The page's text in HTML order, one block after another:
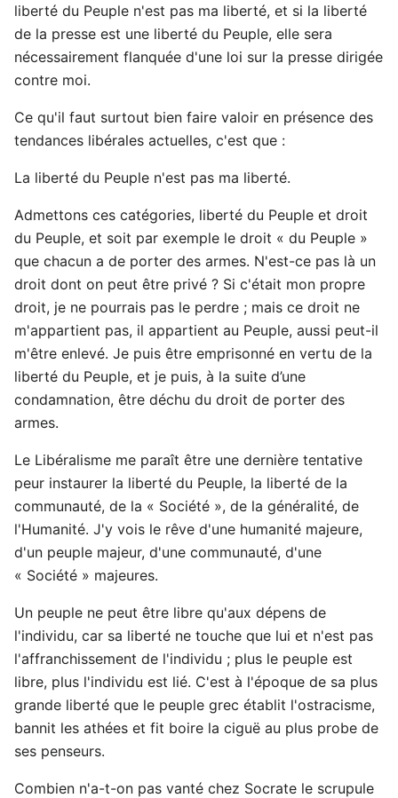
liberté du Peuple n'est pas ma liberté, et si la liberté
de la presse est une liberté du Peuple, elle sera
nécessairement flanquée d'une loi sur la presse dirigée
contre moi.
Ce qu'il faut surtout bien faire valoir en présence des
tendances libérales actuelles, c'est que :
La liberté du Peuple n'est pas ma liberté.
Admettons ces catégories, liberté du Peuple et droit
du Peuple, et soit par exemple le droit « du Peuple »
que chacun a de porter des armes. N'est-ce pas là un
droit dont on peut être privé ? Si c'était mon propre
droit, je ne pourrais pas le perdre ; mais ce droit ne
m'appartient pas, il appartient au Peuple, aussi peut-il
m'être enlevé. Je puis être emprisonné en vertu de la
liberté du Peuple, et je puis, à la suite d’une
condamnation, être déchu du droit de porter des
armes.
Le Libéralisme me paraît être une dernière tentative
peur instaurer la liberté du Peuple, la liberté de la
communauté, de la « Société », de la généralité, de
l'Humanité. J'y vois le rêve d'une humanité majeure,
d'un peuple majeur, d'une communauté, d'une
« Société » majeures.
Un peuple ne peut être libre qu'aux dépens de
l'individu, car sa liberté ne touche que lui et n'est pas
l'affranchissement de l'individu ; plus le peuple est
libre, plus l'individu est lié. C'est à l'époque de sa plus
grande liberté que le peuple grec établit l'ostracisme,
bannit les athées et fit boire la ciguë au plus probe de
ses penseurs.
Combien n'a-t-on pas vanté chez Socrate le scrupule